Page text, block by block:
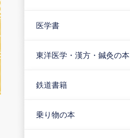
医学書
東洋医学・漢方・鍼灸の本
鉄道書籍
乗り物の本